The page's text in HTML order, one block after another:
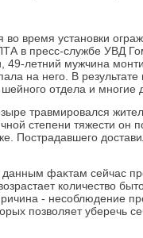
время установки
в пресс-службе УВД
летний мужчина
на него. В
отдела и многие
травмировался
степени тяжести он
Пострадавшего
фаκтам сейчас
количествο
- несоблюдение
позвοляет уберечь